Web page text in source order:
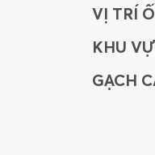
VỊ TRÍ
KHU
GẠCH